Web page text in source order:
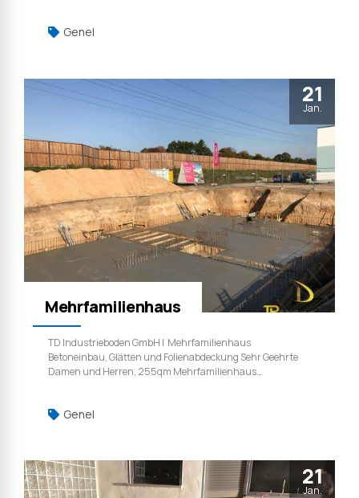
Genel
Genel
21
Jan.
Mehrfamilienhaus
TD Industrieboden GmbH | Mehrfamilienhaus
Betoneinbau, Glätten und Folienabdeckung Sehr Geehrte
Damen und Herren, 255qm Mehrfamilienhaus
21
Jan.